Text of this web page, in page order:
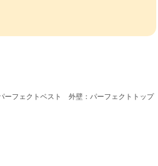
ーフェクトベスト 外壁：パーフェクトトップ